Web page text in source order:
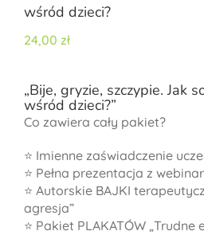
wśród dzieci?
24,00 zł
„Bije, gryzie, szczypie. Jak
wśród dzieci?”
Co zawiera cały pakiet?
⭐ Imienne zaświadczenie
⭐ Pełna prezentacja z
⭐ Autorskie BAJKI
agresja”
⭐ Pakiet PLAKATÓW